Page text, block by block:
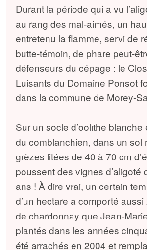
Durant la période qui a vu
au rang des mal-aimés, un
entretenu la flamme, servi de
butte-témoin, de phare peut-
défenseurs du cépage : le
Luisants du Domaine Ponsot
dans la commune de Morey-
Sur un socle d’oolithe blanche
du comblanchien, dans un sol
grèzes litées de 40 à 70 cm
poussent des vignes d’aligoté
ans ! À dire vrai, un certain
d’un hectare a comporté
de chardonnay que Jean-
plantés dans les années
été arrachés en 2004 et